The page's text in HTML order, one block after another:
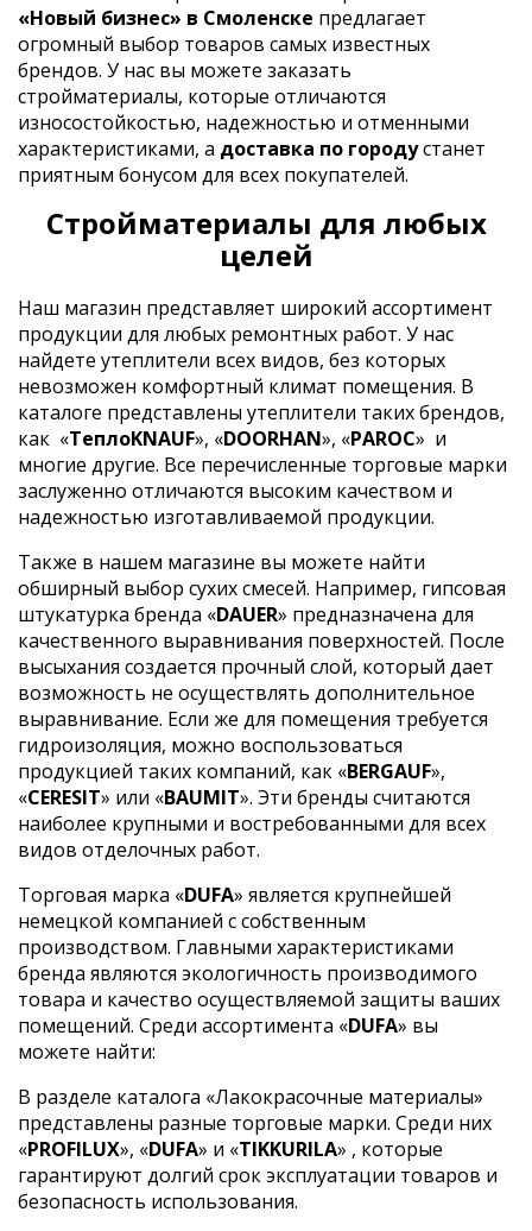
«Новый бизнес» в Смоленске предлагает
огромный выбор товаров самых известных
брендов. У нас вы можете заказать
стройматериалы, которые отличаются
износостойкостью, надежностью и отменными
характеристиками, а доставка по городустанет
приятным бонусом для всех покупателей.
Стройматериалы для любых
целей
Наш магазин представляет широкий ассортимент
продукции для любых ремонтных работ. У нас
найдете утеплители всех видов, без которых
невозможен комфортный климат помещения. В
каталоге представлены утеплители таких брендов,
как «ТеплоKNAUF», «DOORHAN», «PAROC» и
многие другие. Все перечисленные торговые марки
заслуженно отличаются высоким качеством и
надежностью изготавливаемой продукции.
Также в нашем магазине вы можете найти
обширный выбор сухих смесей. Например, гипсовая
штукатурка бренда «DAUER» предназначена для
качественного выравнивания поверхностей. После
высыхания создается прочный слой, который дает
возможность не осуществлять дополнительное
выравнивание. Если же для помещения требуется
гидроизоляция, можно воспользоваться
продукцией таких компаний, как «BERGAUF»,
«CERESIT» или «BAUMIT». Эти бренды считаются
наиболее крупными и востребованными для всех
видов отделочных работ.
Торговая марка «DUFA» является крупнейшей
немецкой компанией с собственным
производством. Главными характеристиками
бренда являются экологичность производимого
товара и качество осуществляемой защиты ваших
помещений. Среди ассортимента «DUFA» вы
можете найти:
В разделе каталога «Лакокрасочные материалы»
представлены разные торговые марки. Среди них
«PROFILUX», «DUFA» и «TIKKURILA» , которые
гарантируют долгий срок эксплуатации товаров и
безопасность использования.